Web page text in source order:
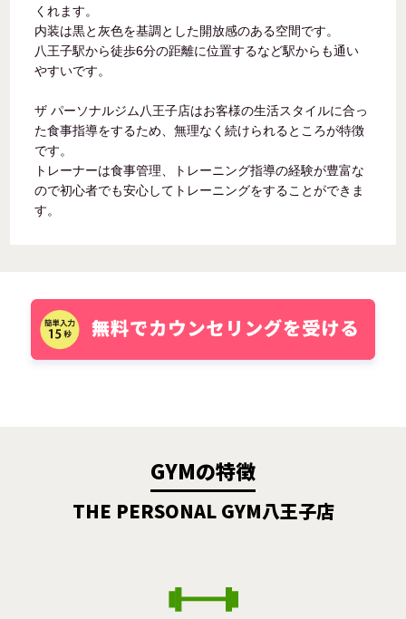
くれます。
内装は黒と灰色を基調とした開放感のある空間です。
八王子駅から徒歩6分の距離に位置するなど駅からも通い
やすいです。
ザ パーソナルジム八王子店はお客様の生活スタイルに合っ
た食事指導をするため、無理なく続けられるところが特徴
です。
トレーナーは食事管理、トレーニング指導の経験が豊富な
ので初心者でも安心してトレーニングをすることができま
す。
GYMの特徴
THE PERSONAL GYM八王子店